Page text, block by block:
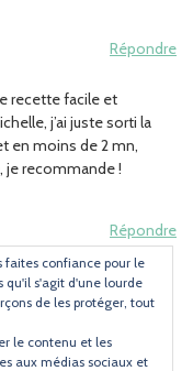
Répondre
recette facile et
j’ai juste sorti la
en moins de 2 mn,
je recommande !
Répondre
chocolat dessus et une
cette mousse est
digere très bien
!!!
faites confiance pour le
qu'il s'agit d'une lourde
de les protéger, tout
le contenu et les
aux médias sociaux et